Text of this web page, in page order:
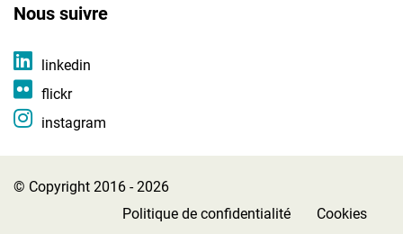
Nous suivre
linkedin
flickr
instagram
© Copyright 2016 - 2026
Politique de confidentialité
Cookies